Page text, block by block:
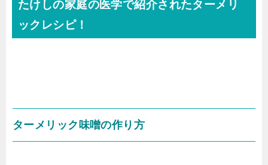
たけしの家庭の医学で紹介されたターメリ
ックレシピ！
ターメリック味噌の作り方